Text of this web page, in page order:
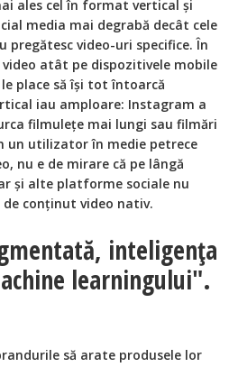
ales cel în format vertical și
media mai degrabă decât cele
pregătesc video-uri specifice. În
atât pe dispozitivele mobile
place să își tot întoarcă
iau amploare: Instagram a
filmulețe mai lungi sau filmări
un utilizator în medie petrece
nu e de mirare că pe lângă
și alte platforme sociale nu
conținut video nativ.
inteligența
learningului".
să arate produsele lor